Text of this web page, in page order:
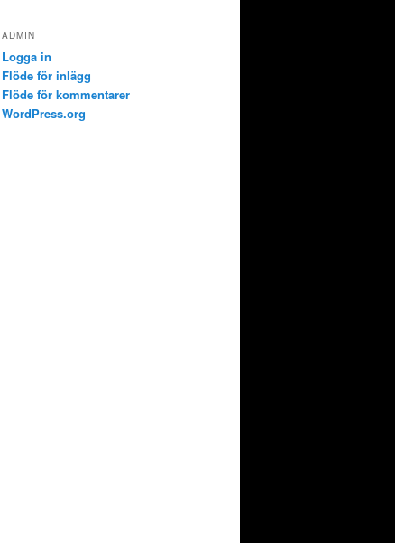
ADMIN
Logga in
Flöde för inlägg
Flöde för kommentarer
WordPress.org